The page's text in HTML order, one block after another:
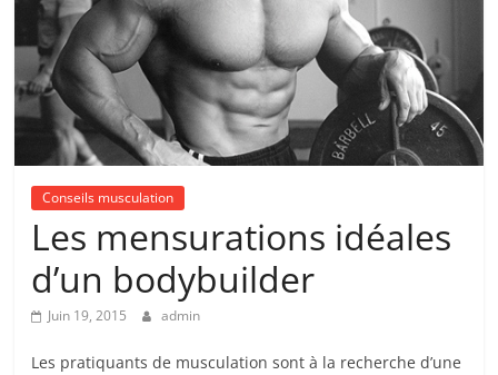
Conseils musculation
Les mensurations idéales
d’un bodybuilder
Juin 19, 2015 admin
Les pratiquants de musculation sont à la recherche d’une